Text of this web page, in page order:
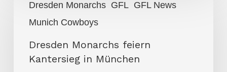
Dresden Monarchs GFL GFL News
Munich Cowboys
Monarchs
feiern
Dresden Monarchs feiern
Kantersieg in München